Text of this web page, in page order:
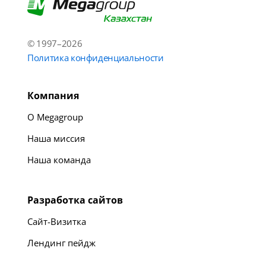
© 1997–2026
Политика конфиденциальности
Компания
О Megagroup
Наша миссия
Наша команда
Разработка сайтов
Сайт-Визитка
Лендинг пейдж